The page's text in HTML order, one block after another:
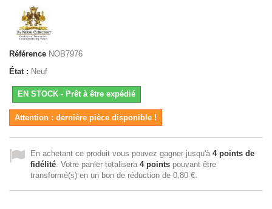
Référence NOB7976
État : Neuf
EN STOCK - Prêt à être expédié
Attention : dernière pièce disponible !
En achetant ce produit vous pouvez gagner jusqu'à 4points de
fidélité . Votre panier totalisera 4points pouvant être
transformé(s) en un bon de réduction de 0,80 €